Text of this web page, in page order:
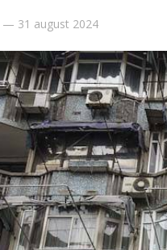
— 31 august 2024